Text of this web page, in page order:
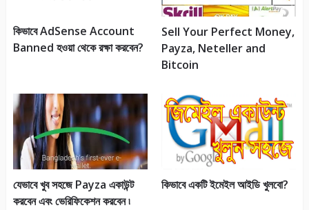
কিভাবে AdSense Account
Banned হওয়া থেকে রক্ষা করবেন?
Sell Your Perfect Money,
Payza, Neteller and
Bitcoin
যেভাবে খুব সহজে Payza একাউন্ট
করবেন এবং ভেরিফিকেশন করবেন ৷
কিভাবে একটি ইমেইল আইডি খুলবো?